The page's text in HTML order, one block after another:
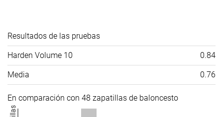
Resultados de las pruebas
Harden Volume 10 0.84
Media 0.76
En comparación con 48 zapatillas de baloncesto